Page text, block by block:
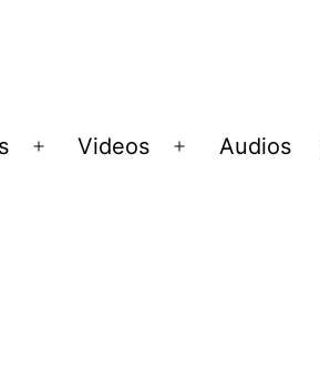
Abrir
Videos
Abrir
Audios